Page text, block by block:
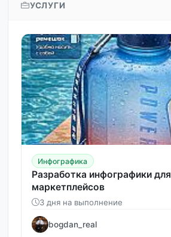
УСЛУГИ
Инфографика
Разработка инфографики для
маркетплейсов
3 дня на выполнение
bogdan_real